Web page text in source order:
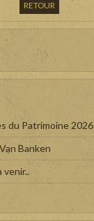
RETOUR
du Patrimoine 2026
Banken
venir..